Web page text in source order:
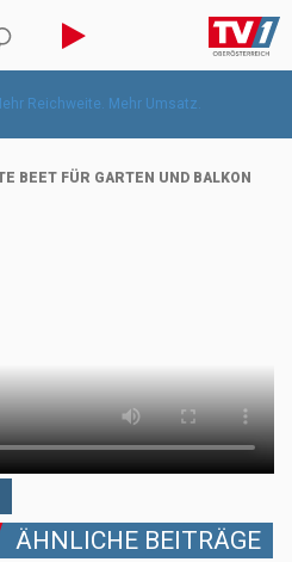
BEET FÜR GARTEN UND BALKON
ÄHNLICHE BEITRÄGE